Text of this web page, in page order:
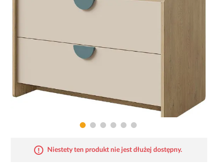
Niestety ten produkt nie jest dłużej dostępny.